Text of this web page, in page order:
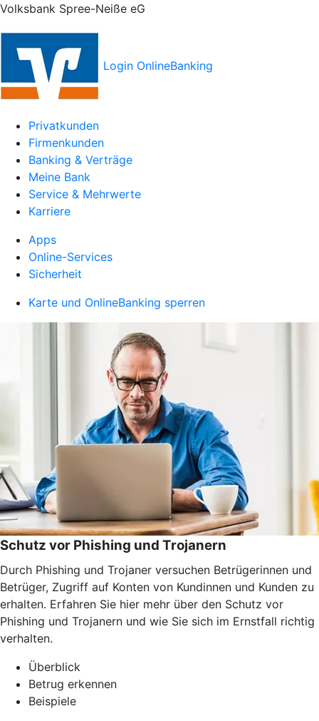
Volksbank Spree-Neiße eG
Login OnlineBanking
Privatkunden
Firmenkunden
Banking & Verträge
Meine Bank
Service & Mehrwerte
Karriere
Apps
Online-Services
Sicherheit
Karte und OnlineBanking sperren
Schutz vor Phishing und Trojanern
Durch Phishing und Trojaner versuchen Betrügerinnen und
Betrüger, Zugriff auf Konten von Kundinnen und Kunden zu
erhalten. Erfahren Sie hier mehr über den Schutz vor
Phishing und Trojanern und wie Sie sich im Ernstfall richtig
verhalten.
Überblick
Betrug erkennen
Beispiele